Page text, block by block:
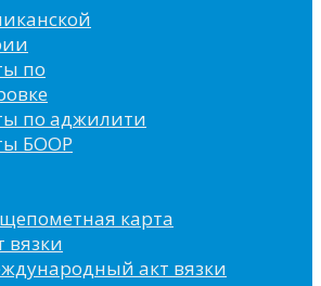
по
по аджилити
БООР
карта
вязки
акт вязки